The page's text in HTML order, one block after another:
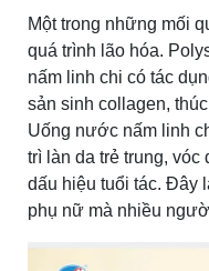
Một trong những mối
quá trình lão hóa.
nấm linh chi có tác
sản sinh collagen,
Uống nước nấm linh
trì làn da trẻ trung, vóc
dấu hiệu tuổi tác. Đây
phụ nữ mà nhiều